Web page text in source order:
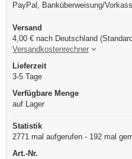
PayPal, Banküberweisung/
Versand
4,00 € nach Deutschland
Versandkostenrechner
Lieferzeit
3-5 Tage
Verfügbare Menge
auf Lager
Statistik
2771 mal aufgerufen - 192 mal
Art.-Nr.